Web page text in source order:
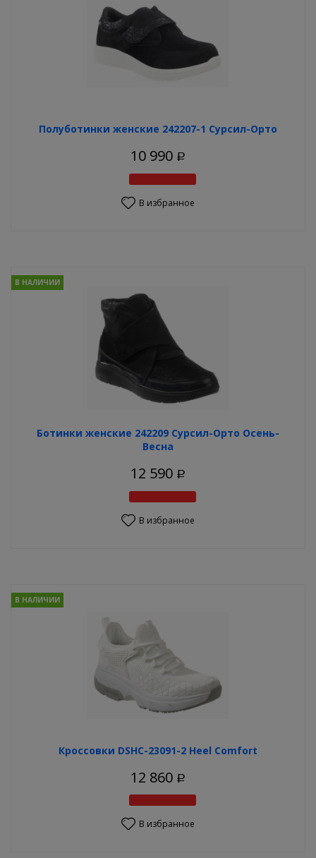
Полуботинки женские 242207-1 Сурсил-Орто
10 990 Р
В избранное
Ботинки женские 242209 Сурсил-Орто Осень-
Весна
В НАЛИЧИИ
12 590 Р
В избранное
Кроссовки DSHC-23091-2 Heel Comfort
В НАЛИЧИИ
12 860 Р
В избранное